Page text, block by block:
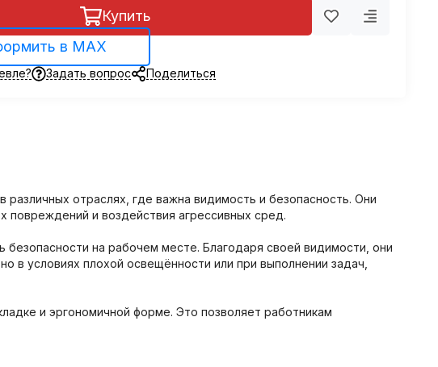
Купить
в MAX
Задать вопрос Поделиться
отраслях, где важна видимость и безопасность. Они
повреждений и воздействия агрессивных сред.
на рабочем месте. Благодаря своей видимости, они
в условиях плохой освещённости или при выполнении задач,
и эргономичной форме. Это позволяет работникам